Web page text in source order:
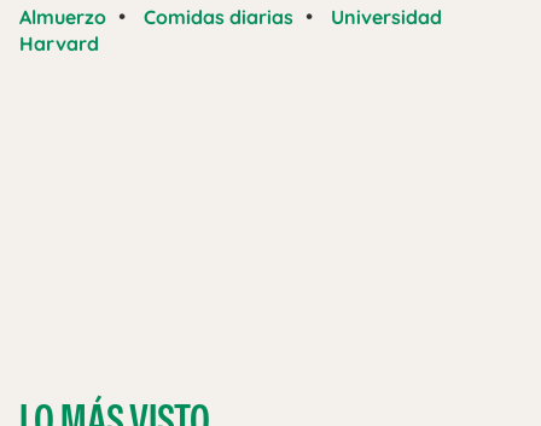
Almuerzo • Comidas diarias •
Universidad
Harvard